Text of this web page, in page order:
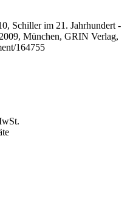
Schiller im 21. Jahrhundert -
München, GRIN Verlag,
164755